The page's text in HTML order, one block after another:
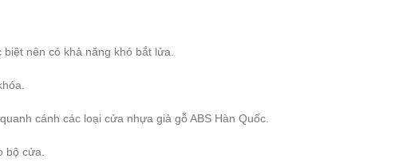
nên có khả năng khó bắt lửa.
cánh các loại cửa nhựa giả gỗ ABS Hàn Quốc.
bộ cửa.